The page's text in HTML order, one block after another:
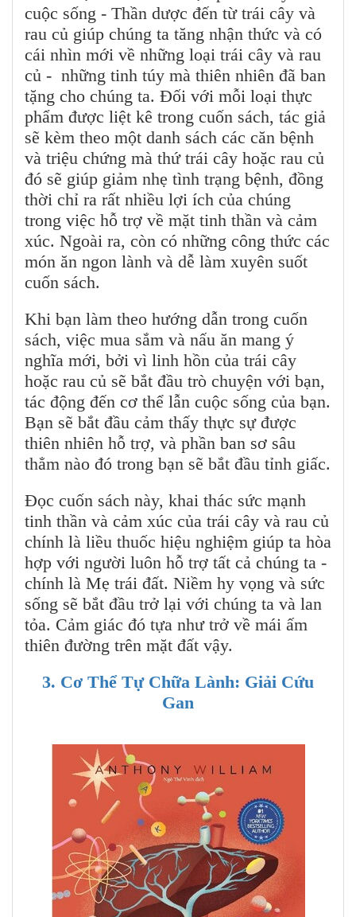
cuộc sống - Thần dược đến từ trái cây và
rau củ giúp chúng ta tăng nhận thức và có
cái nhìn mới về những loại trái cây và rau
củ - những tinh túy mà thiên nhiên đã ban
tặng cho chúng ta. Đối với mỗi loại thực
phẩm được liệt kê trong cuốn sách, tác giả
sẽ kèm theo một danh sách các căn bệnh
và triệu chứng mà thứ trái cây hoặc rau củ
đó sẽ giúp giảm nhẹ tình trạng bệnh, đồng
thời chỉ ra rất nhiều lợi ích của chúng
trong việc hỗ trợ về mặt tinh thần và cảm
xúc. Ngoài ra, còn có những công thức các
món ăn ngon lành và dễ làm xuyên suốt
cuốn sách.
Khi bạn làm theo hướng dẫn trong cuốn
sách, việc mua sắm và nấu ăn mang ý
nghĩa mới, bởi vì linh hồn của trái cây
hoặc rau củ sẽ bắt đầu trò chuyện với bạn,
tác động đến cơ thể lẫn cuộc sống của bạn.
Bạn sẽ bắt đầu cảm thấy thực sự được
thiên nhiên hỗ trợ, và phần ban sơ sâu
thẳm nào đó trong bạn sẽ bắt đầu tỉnh giấc.
Đọc cuốn sách này, khai thác sức mạnh
tinh thần và cảm xúc của trái cây và rau củ
chính là liều thuốc hiệu nghiệm giúp ta hòa
hợp với người luôn hỗ trợ tất cả chúng ta -
chính là Mẹ trái đất. Niềm hy vọng và sức
sống sẽ bắt đầu trở lại với chúng ta và lan
tỏa. Cảm giác đó tựa như trở về mái ấm
thiên đường trên mặt đất vậy.
3. Cơ Thể Tự Chữa Lành: Giải Cứu
Gan